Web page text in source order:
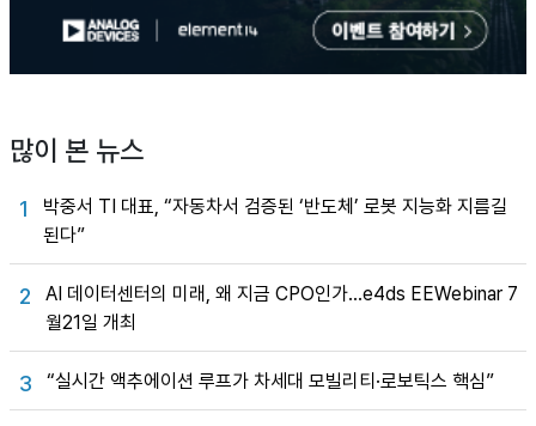
많이 본 뉴스
1
박중서 TI 대표, “자동차서 검증된 ‘반도체’ 로봇 지능화 지름길
된다”
2
AI 데이터센터의 미래, 왜 지금 CPO인가…e4ds EEWebinar 7
월21일 개최
3 “실시간 액추에이션 루프가 차세대 모빌리티·로보틱스 핵심”